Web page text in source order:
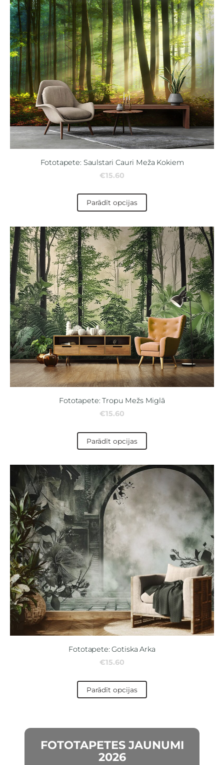
FOTOTAPETES JAUNUMI
2026
Fototapete: Saulstari Cauri Meža Kokiem
€15.60
Parādīt opcijas
Fototapete: Tropu Mežs Miglā
€15.60
Parādīt opcijas
Fototapete: Gotiska Arka
€15.60
Parādīt opcijas